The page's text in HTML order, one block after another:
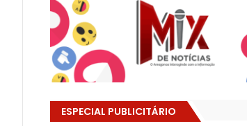
ESPECIAL PUBLICITÁRIO